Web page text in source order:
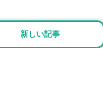
お知らせ
新しい記事